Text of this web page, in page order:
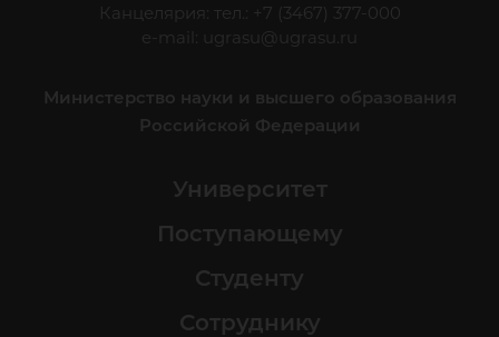
Канцелярия: тел.: +7 (3467) 377-000
e-mail:
ugrasu@ugrasu.ru
Министерство науки и высшего образования
Российской Федерации
Университет
Поступающему
Студенту
Сотруднику